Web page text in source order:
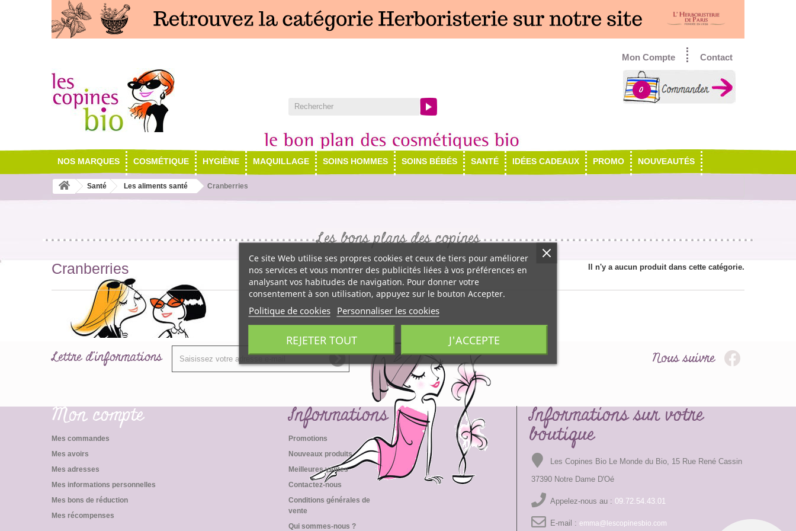
Contact
Mon Compte
0
NOS MARQUES COSMÉTIQUE HYGIÈNE MAQUILLAGE SOINS HOMMES SOINS BÉBÉS SANTÉ IDÉES CADEAUX PROMO NOUVEAUTÉS
Santé Les aliments santé Cranberries
Les bons plans des copines
Cranberries Il n'y a aucun produit dans cette catégorie.
Ce site Web utilise ses propres cookies et ceux de tiers pour améliorer
nos services et vous montrer des publicités liées à vos préférences en
analysant vos habitudes de navigation. Pour donner votre
consentement à son utilisation, appuyez sur le bouton Accepter.
Politique de cookies Personnaliser les cookies
REJETER TOUT J'ACCEPTE
Lettre d'informations Nous suivre
Mon compte
Mes commandes
Mes avoirs
Mes adresses
Mes informations personnelles
Mes bons de réduction
Mes récompenses
Informations
Promotions
Nouveaux produits
Meilleures ventes
Contactez-nous
Conditions générales de
vente
Qui sommes-nous ?
Informations sur votre
boutique
Les Copines Bio Le Monde du Bio, 15 Rue René Cassin
37390 Notre Dame D'Oé
Appelez-nous au : 09.72.54.43.01
E-mail : emma@lescopinesbio.com